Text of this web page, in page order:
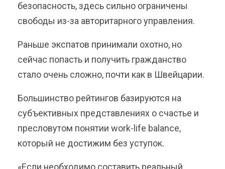
безопасность, здесь сильно ограничены
свободы из-за авторитарного управления.
Раньше экспатов принимали охотно, но
сейчас попасть и получить гражданство
стало очень сложно, почти как в Швейцарии.
Большинство рейтингов базируются на
субъективных представлениях о счастье и
пресловутом понятии work-life balance,
который не достижим без уступок.
«Если необходимо составить реальный